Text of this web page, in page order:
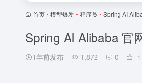
首页 • 模型爆发 • 程序员 • Spring AI
Spring AI Alibaba 官
1年前发布 1,872 0 1